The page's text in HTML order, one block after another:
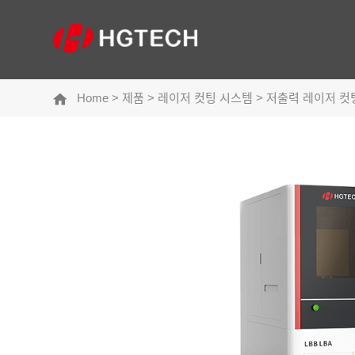
Home > 제품 > 레이저 컷팅 시스템 > 저출력 레이저 컷